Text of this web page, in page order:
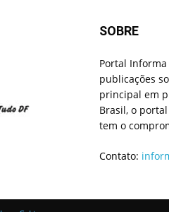
SOBRE
Portal Informa
publicações
principal em
Brasil, o
tem o
Contato: